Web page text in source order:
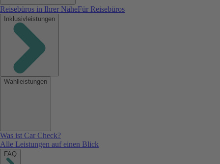
Reisebüros in Ihrer NäheFür Reisebüros
Inklusivleistungen
Wahlleistungen
Was ist Car Check?
Alle Leistungen auf einen Blick
FAQ